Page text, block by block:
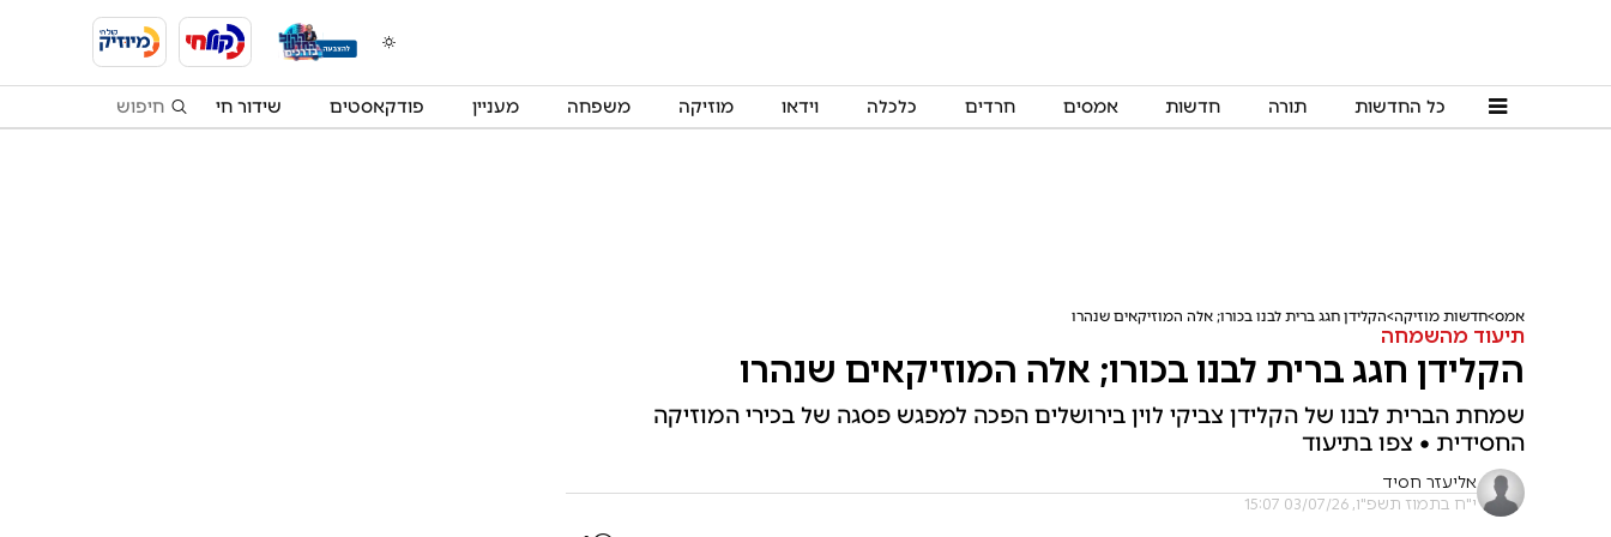
כל החדשות תורה חדשות אמסים חרדים כלכלה וידאו מוזיקה משפחה מעניין פודקאסטים שידור חי
אמס חדשות מוזיקה הקלידן חגג ברית לבנו בכורו; אלה המוזיקאים שנהרו
תיעוד מהשמחה
הקלידן חגג ברית לבנו בכורו; אלה המוזיקאים שנהרו
שמחת הברית לבנו של הקלידן צביקי לוין בירושלים הפכה למפגש פסגה של בכירי המוזיקה
החסידית • צפו בתיעוד
אליעזר חסיד
י"ח בתמוז תשפ"ו, 03/07/26 15:07